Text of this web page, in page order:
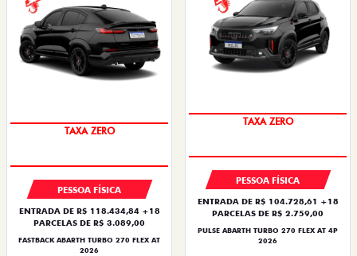
TAXA ZERO
PESSOA FÍSICA
ENTRADA DE R$ 118.434,84 +18
PARCELAS DE R$ 3.089,00
FASTBACK ABARTH TURBO 270 FLEX AT
2026
TAXA ZERO
PESSOA FÍSICA
ENTRADA DE R$ 104.728,61 +18
PARCELAS DE R$ 2.759,00
PULSE ABARTH TURBO 270 FLEX AT 4P
2026